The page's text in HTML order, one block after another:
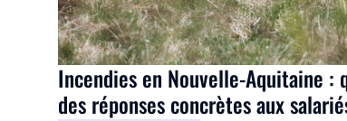
Incendies en Nouvelle-Aquitaine
des réponses concrètes aux